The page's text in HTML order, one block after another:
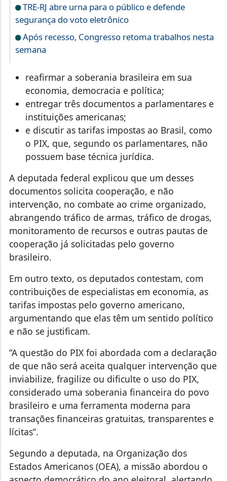
TRE-RJ abre urna para o público e defende
segurança do voto eletrônico
Após recesso, Congresso retoma trabalhos nesta
semana
reafirmar a soberania brasileira em sua
economia, democracia e política;
entregar três documentos a parlamentares e
instituições americanas;
e discutir as tarifas impostas ao Brasil, como
o PIX, que, segundo os parlamentares, não
possuem base técnica jurídica.
A deputada federal explicou que um desses
documentos solicita cooperação, e não
intervenção, no combate ao crime organizado,
abrangendo tráfico de armas, tráfico de drogas,
monitoramento de recursos e outras pautas de
cooperação já solicitadas pelo governo
brasileiro.
Em outro texto, os deputados contestam, com
contribuições de especialistas em economia, as
tarifas impostas pelo governo americano,
argumentando que elas têm um sentido político
e não se justificam.
“A questão do PIX foi abordada com a declaração
de que não será aceita qualquer intervenção que
inviabilize, fragilize ou dificulte o uso do PIX,
considerado uma soberania financeira do povo
brasileiro e uma ferramenta moderna para
transações financeiras gratuitas, transparentes e
lícitas”.
Segundo a deputada, na Organização dos
Estados Americanos (OEA), a missão abordou o